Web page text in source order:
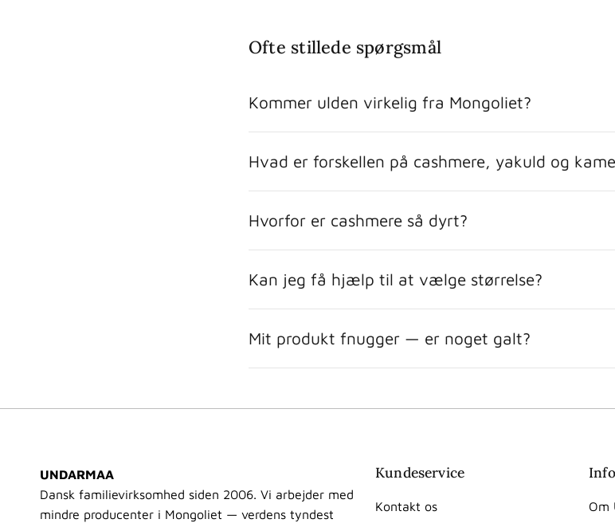
Ofte stillede spørgsmål
Kommer ulden virkelig fra Mongoliet?
Hvad er forskellen på cashmere, yakuld og
Hvorfor er cashmere så dyrt?
Kan jeg få hjælp til at vælge størrelse?
Mit produkt fnugger — er noget galt?
UNDARMAA
Dansk familievirksomhed siden 2006. Vi arbejder med
mindre producenter i Mongoliet — verdens tyndest
Kundeservice
Kontakt os
Info
Om